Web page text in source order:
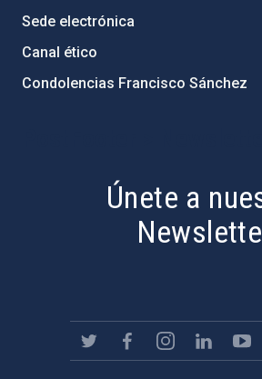
Sede electrónica
Canal ético
Condolencias Francisco Sánchez
Únete a